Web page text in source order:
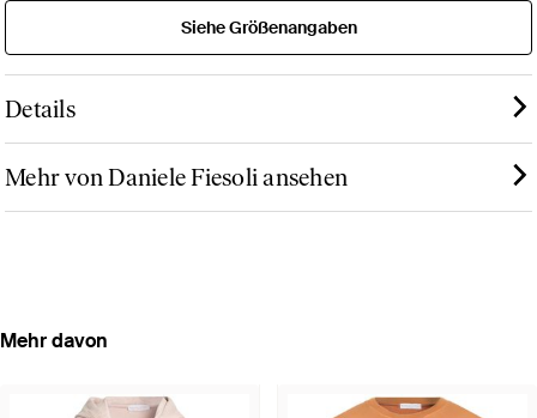
Siehe Größenangaben
Details
Mehr von Daniele Fiesoli ansehen
Mehr davon